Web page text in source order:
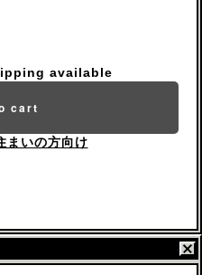
available
cart
まいの方向け